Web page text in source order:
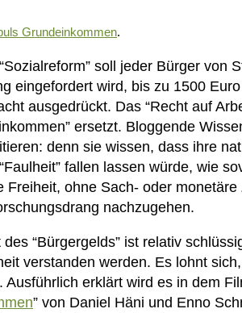
Grundeinkommen.
soll jeder Bürger von
eingefordert wird, bis zu 1500
ausgedrückt. Das “Recht auf
ersetzt. Bloggende
denn sie wissen, dass ihre
fallen lassen würde, wie
Freiheit, ohne Sach- oder
nachzugehen.
“Bürgergelds” ist relativ
verstanden werden. Es lohnt
Ausführlich erklärt wird es in dem
” von Daniel Häni und Enno